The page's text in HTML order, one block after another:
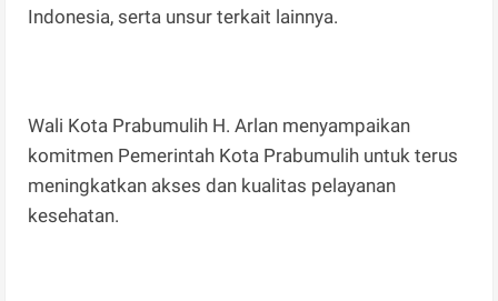
Indonesia, serta unsur terkait lainnya.
Wali Kota Prabumulih H. Arlan menyampaikan
komitmen Pemerintah Kota Prabumulih untuk terus
meningkatkan akses dan kualitas pelayanan
kesehatan.